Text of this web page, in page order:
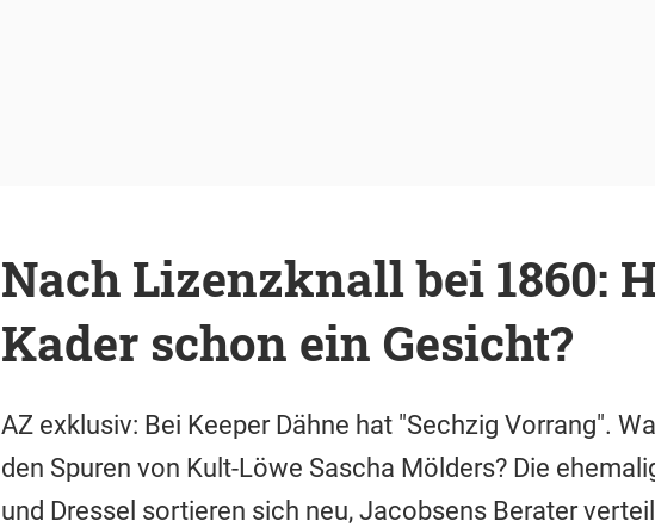
Nach Lizenzknall bei 1860:
Kader schon ein Gesicht?
AZ exklusiv: Bei Keeper Dähne hat "Sechzig Vorrang".
den Spuren von Kult-Löwe Sascha Mölders? Die
und Dressel sortieren sich neu, Jacobsens Berater